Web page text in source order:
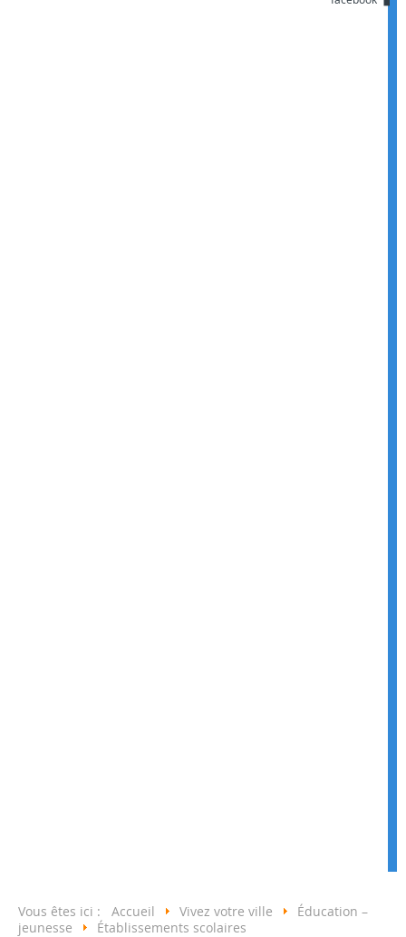
Vous êtes ici : Accueil Vivez votre ville
Éducation –
jeunesse
Établissements scolaires